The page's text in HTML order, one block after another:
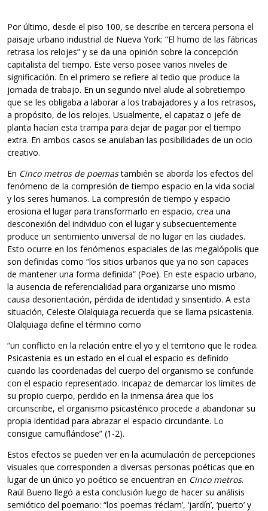
Por último, desde el piso 100, se describe en tercera persona el
paisaje urbano industrial de Nueva York: “El humo de las fábricas
retrasa los relojes” y se da una opinión sobre la concepción
capitalista del tiempo. Este verso posee varios niveles de
significación. En el primero se refiere al tedio que produce la
jornada de trabajo. En un segundo nivel alude al sobretiempo
que se les obligaba a laborar a los trabajadores y a los retrasos,
a propósito, de los relojes. Usualmente, el capataz o jefe de
planta hacían esta trampa para dejar de pagar por el tiempo
extra. En ambos casos se anulaban las posibilidades de un ocio
creativo.
En Cinco metros de poemastambién se aborda los efectos del
fenómeno de la compresión de tiempo espacio en la vida social
y los seres humanos. La compresión de tiempo y espacio
erosiona el lugar para transformarlo en espacio, crea una
desconexión del individuo con el lugar y subsecuentemente
produce un sentimiento universal de no lugar en las ciudades.
Esto ocurre en los fenómenos espaciales de las megalópolis que
son definidas como “los sitios urbanos que ya no son capaces
de mantener una forma definida” (Poe). En este espacio urbano,
la ausencia de referencialidad para organizarse uno mismo
causa desorientación, pérdida de identidad y sinsentido. A esta
situación, Celeste Olalquiaga recuerda que se llama psicastenia.
Olalquiaga define el término como
“un conflicto en la relación entre el yo y el territorio que le rodea.
Psicastenia es un estado en el cual el espacio es definido
cuando las coordenadas del cuerpo del organismo se confunde
con el espacio representado. Incapaz de demarcar los límites de
su propio cuerpo, perdido en la inmensa área que los
circunscribe, el organismo psicasténico procede a abandonar su
propia identidad para abrazar el espacio circundante. Lo
consigue camuflándose” (1-2).
Estos efectos se pueden ver en la acumulación de percepciones
visuales que corresponden a diversas personas poéticas que en
lugar de un único yo poético se encuentran en Cinco metros.
Raúl Bueno llegó a esta conclusión luego de hacer su análisis
semiótico del poemario: “los poemas ‘réclam’, ‘jardín’, ‘puerto’ y